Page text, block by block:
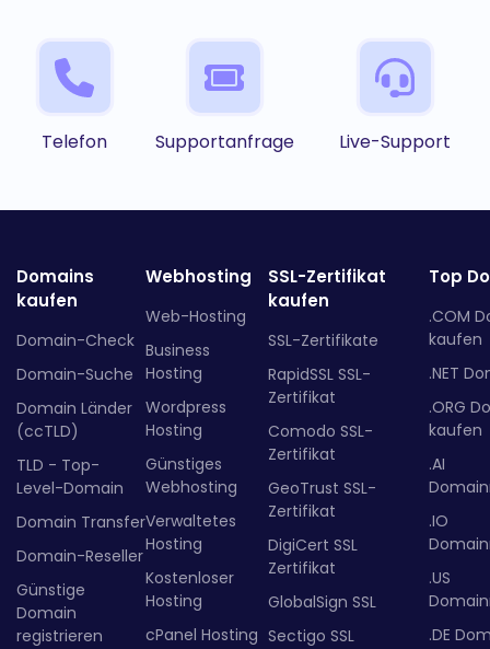
Telefon Supportanfrage Live-Support
Domains
kaufen
Domain-Check
Domain-Suche
Domain Länder
(ccTLD)
TLD - Top-
Level-Domain
Domain Transfer
Domain-Reseller
Günstige
Domain
registrieren
Webhosting
Web-Hosting
Business
Hosting
Wordpress
Hosting
Günstiges
Webhosting
Verwaltetes
Hosting
Kostenloser
Hosting
cPanel Hosting
SSL-Zertifikat
kaufen
SSL-Zertifikate
RapidSSL SSL-
Zertifikat
Comodo SSL-
Zertifikat
GeoTrust SSL-
Zertifikat
DigiCert SSL
Zertifikat
GlobalSign SSL
Sectigo SSL
Top
.COM
kaufen
.NET
.ORG
kaufen
.AI
.IO
.US
.DE